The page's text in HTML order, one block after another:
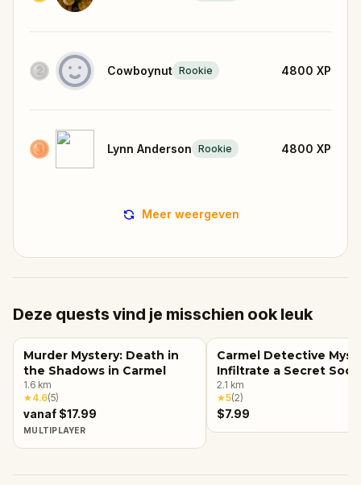
Cowboynut Rookie 4800 XP
Lynn Anderson Rookie 4800 XP
Meer weergeven
Deze quests vind je misschien ook leuk
Murder Mystery: Death in
the Shadows in Carmel
1.6 km
★4.6(5)
vanaf $17.99
MULTIPLAYER
Carmel Detective
Infiltrate a Secret
2.1 km
★5(2)
$7.99